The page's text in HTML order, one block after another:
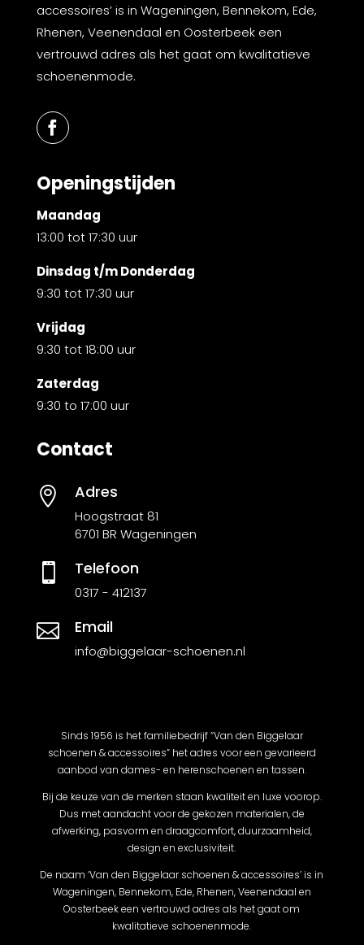
accessoires’ is in Wageningen, Bennekom, Ede,
Rhenen, Veenendaal en Oosterbeek een
vertrouwd adres als het gaat om kwalitatieve
schoenenmode.
Openingstijden
Maandag
13:00 tot 17:30 uur
Dinsdag t/m Donderdag
9:30 tot 17:30 uur
Vrijdag
9:30 tot 18:00 uur
Zaterdag
9:30 to 17:00 uur
Contact
 Adres
Hoogstraat 81
6701 BR Wageningen
 Telefoon
0317 - 412137
 Email
info@biggelaar-schoenen.nl
Sinds 1956 is het familiebedrijf “Van den Biggelaar
schoenen & accessoires” het adres voor een gevarieerd
aanbod van dames- en herenschoenen en tassen.
Bij de keuze van de merken staan kwaliteit en luxe voorop.
Dus met aandacht voor de gekozen materialen, de
afwerking, pasvorm en draagcomfort, duurzaamheid,
design en exclusiviteit.
De naam ‘Van den Biggelaar schoenen & accessoires’ is in
Wageningen, Bennekom, Ede, Rhenen, Veenendaal en
Oosterbeek een vertrouwd adres als het gaat om
kwalitatieve schoenenmode.